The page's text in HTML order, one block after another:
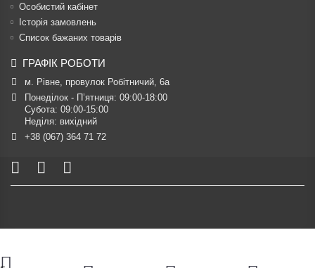
Особистий кабінет
Історія замовлень
Список бажаних товарів
ГРАФІК РОБОТИ
м. Рівне, провулок Робітничий, 6а
Понеділок - П’ятниця: 09:00-18:00
Субота: 09:00-15:00
Неділя: вихідний
+38 (067) 364 71 72